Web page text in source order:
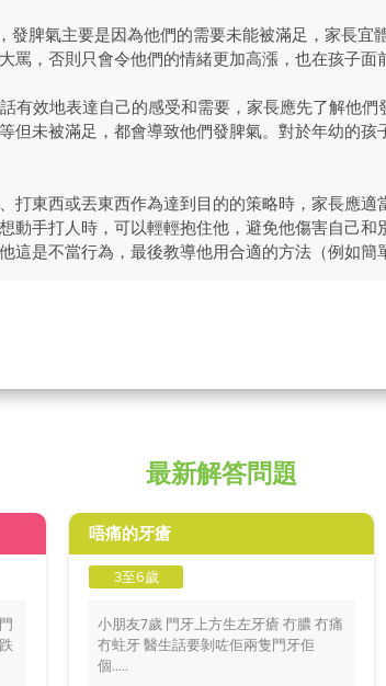
發脾氣主要是因為他們的需要未能被滿足，家長宜
罵，否則只會令他們的情緒更加高漲，也在孩子面
有效地表達自己的感受和需要，家長應先了解他
但未被滿足，都會導致他們發脾氣。對於年幼的
打東西或丟東西作為達到目的的策略時，家長應
動手打人時，可以輕輕抱住他，避免他傷害自己和
這是不當行為，最後教導他用合適的方法（例如簡
最新解答問題
唔痛的牙瘡
3至6歲
小朋友7歲 門牙上方生左牙瘡 冇膿 冇痛
冇蛀牙 醫生話要剝咗佢兩隻門牙佢
個.....